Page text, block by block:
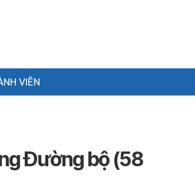
VIÊN
Đường bộ (58